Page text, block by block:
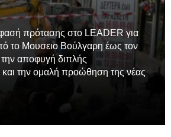
πρότασης στο LEADER για
το Μουσειο Βούλγαρη έως τον
την αποφυγή διπλής
την ομαλή προώθηση της νέας